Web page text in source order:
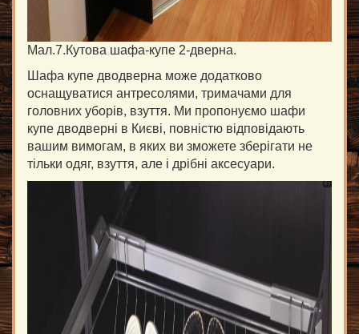
Мал.7.Кутова шафа-купе 2-дверна.
Шафа купе дводверна може додатково
оснащуватися антресолями, тримачами для
головних уборів, взуття. Ми пропонуємо шафи
купе дводверні в Києві, повністю відповідають
вашим вимогам, в яких ви зможете зберігати не
тільки одяг, взуття, але і дрібні аксесуари.